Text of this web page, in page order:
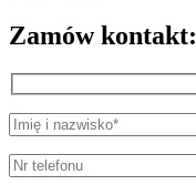
Zamów kontakt: